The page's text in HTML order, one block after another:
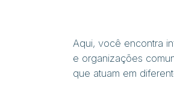
Aqui, você encontra
e organizações
que atuam em